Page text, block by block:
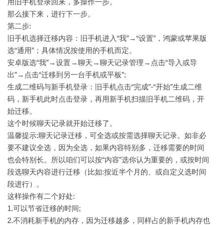
用旧手机登录回来，多操作一步。
那么接下来，进行下一步。
第二步:
旧手机选择迁移内容：旧手机进入“我”→“设置”，鸿蒙或苹果版
选“通用”；具体情况按使用的手机而定。
安卓版选“我”→设置→聊天→聊天记录管理→点击“导入或导
出”→点击“迁移到另一台手机或平板”;
生成二维码与新手机登录：旧手机点击“完成”-“开始”生成二维
码，新手机此时点击登录，再用新手机扫描旧手机二维码，开
始迁移。
这个时候聊天记录就开始迁移了。
温馨提示:聊天记录迁移，可全选或按需选择聊天记录。如非必
要不建议全选，因为全选，如果内容特别多，迁移需要的时间
也会特别长。所以咱们可以按“内容”选你认为重要的，或按时间
段选聊天内容进行迁移（比如:按近半个月的、或自定义选时间
段进行）。
这样操作有二个好处:
1.可以节省迁移的时间;
2.不消耗新手机的内存，因为迁移越多，同样占的新手机内存也